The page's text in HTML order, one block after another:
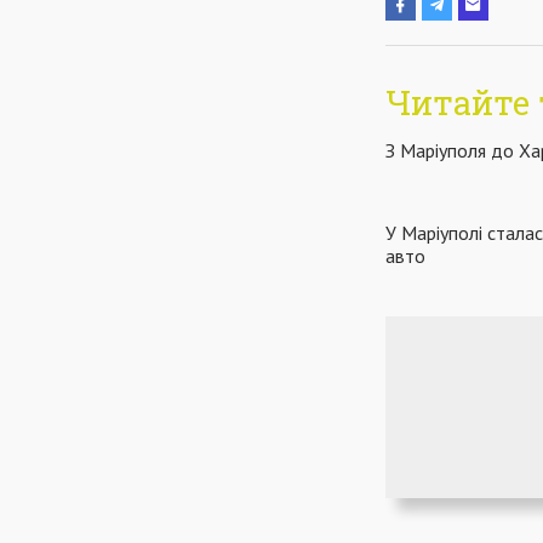
Читайте
З Маріуполя до
У Маріуполі
авто